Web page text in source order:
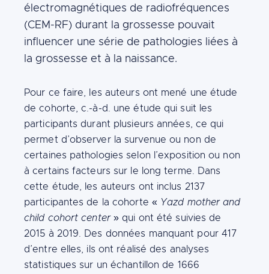
électromagnétiques de radiofréquences
(CEM-RF) durant la grossesse pouvait
influencer une série de pathologies liées à
la grossesse et à la naissance.
Content
Pour ce faire, les auteurs ont mené une étude
de cohorte, c.-à-d. une étude qui suit les
participants durant plusieurs années, ce qui
permet d’observer la survenue ou non de
certaines pathologies selon l’exposition ou non
à certains facteurs sur le long terme. Dans
cette étude, les auteurs ont inclus 2137
participantes de la cohorte « Yazd mother and
child cohort center» qui ont été suivies de
2015 à 2019. Des données manquant pour 417
d’entre elles, ils ont réalisé des analyses
statistiques sur un échantillon de 1666